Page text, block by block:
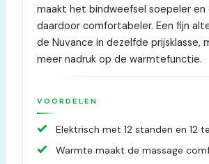
maakt het bindweefsel soepeler en
daardoor comfortabeler. Een fijn
de Nuvance in dezelfde prijsklasse,
meer nadruk op de warmtefunctie.
VOORDELEN
Elektrisch met 12 standen en 12
Warmte maakt de massage